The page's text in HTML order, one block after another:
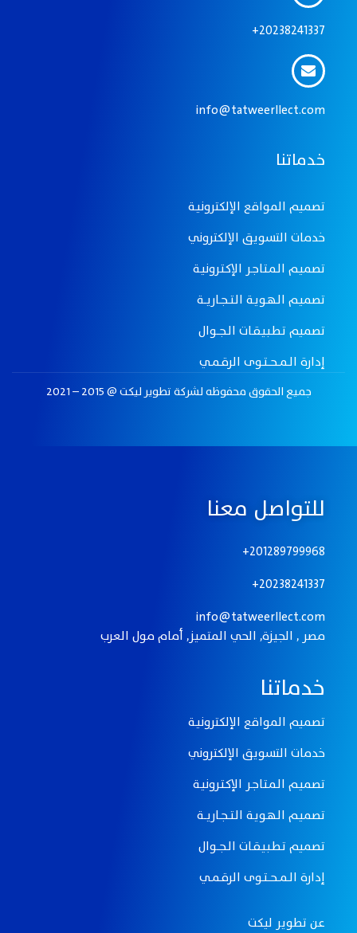
20238241337+
info@tatweerllect.com
خدماتنا
تصميم المواقع الإلكترونيـة
خدمات التسويق الإلكتروني
تصميـم الـمـتـاجـر الإكـتـرونيـة
تصميـم الـهـويـة الـتـــجــاريـــة
تصميم تـطـبـيـقــات الــجـــوال
إدارة الــمـــحـــتــوى الرقــمــي
جميع الحقوق محفوظه لـشركة تطوير ليكت @ 2015 – 2021
للتواصل معنا
201289799968+
20238241337+
info@tatweerllect.com
مصر , الجيزة, الحي المتميز, أمام مول العرب
خدماتنا
تصميم المواقع الإلكترونيـة
خدمات التسويق الإلكتروني
تصميـم الـمـتـاجـر الإكـتـرونيـة
تصميـم الـهـويـة الـتـــجــاريـــة
تصميم تـطـبـيـقــات الــجـــوال
إدارة الــمـــحـــتــوى الرقــمــي
عن تطوير ليكت